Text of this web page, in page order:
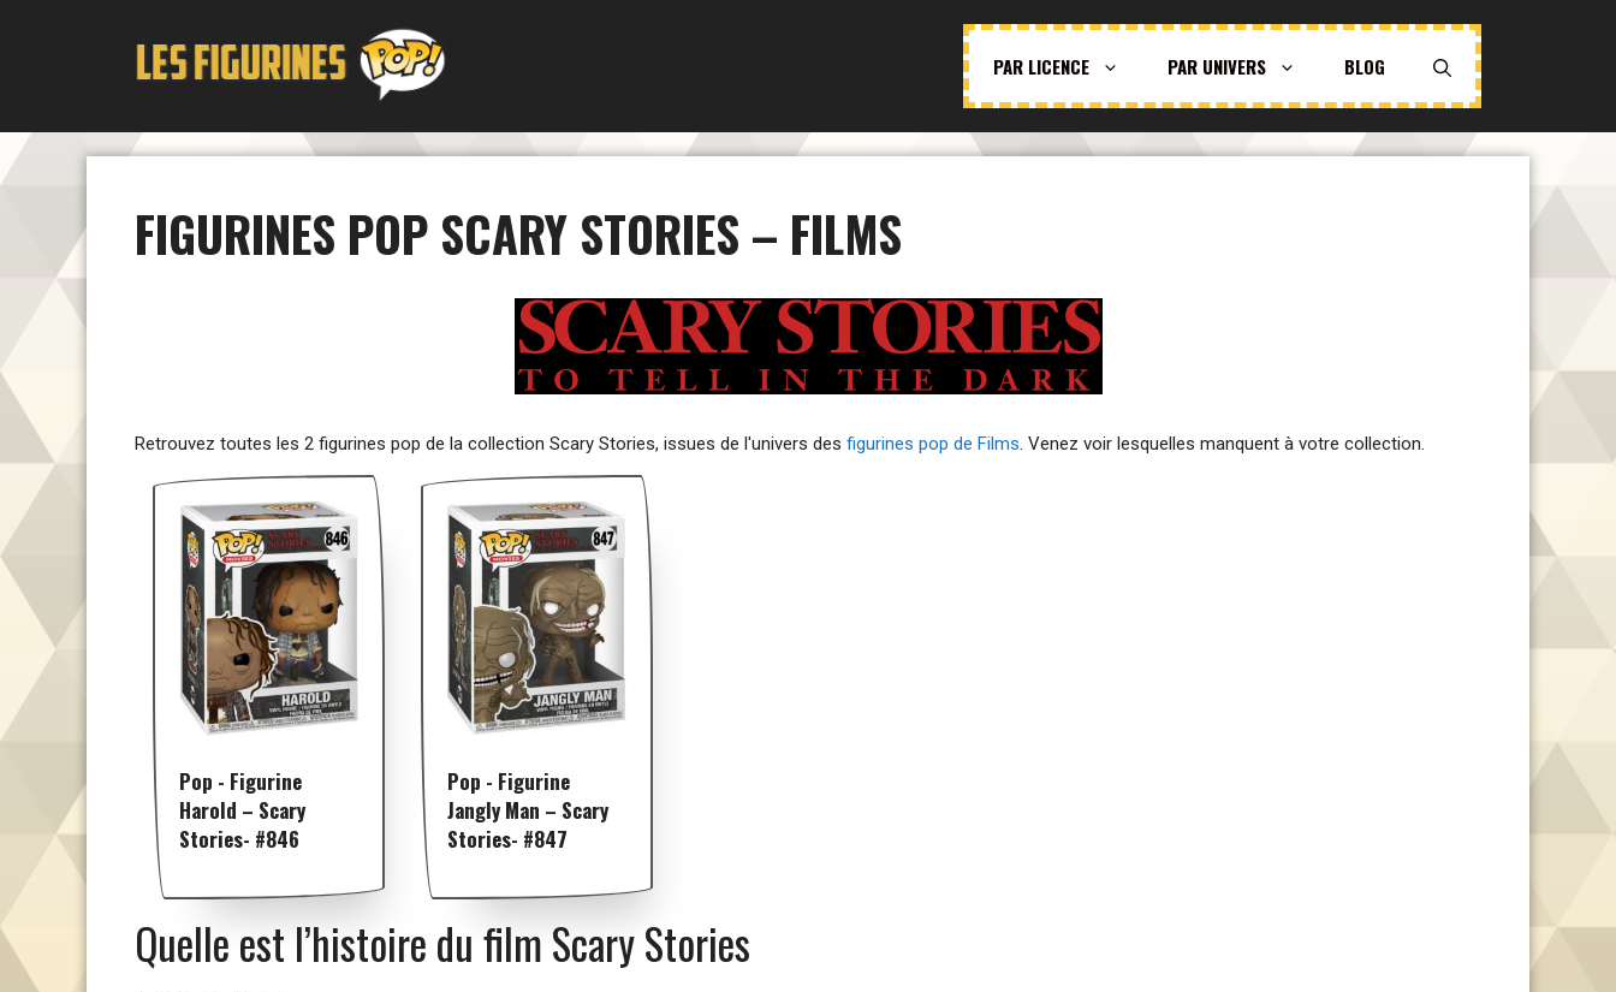
PAR LICENCE PAR UNIVERS BLOG
FIGURINES POP SCARY STORIES – FILMS
Retrouvez toutes les 2 figurines pop de la collection Scary Stories, issues de l'univers des figurines pop de Films. Venez voir lesquelles manquent à votre collection.
Pop - Figurine
Harold – Scary
Stories- #846
Pop - Figurine
Jangly Man – Scary
Stories- #847
Quelle est l’histoire du film Scary Stories